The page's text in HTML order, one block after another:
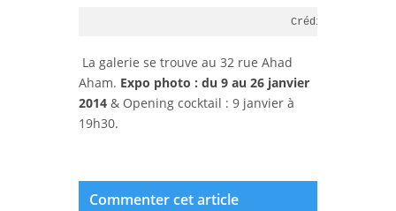
Crédit photo ©
La galerie se trouve au 32 rue Ahad
Aham. Expo photo : du 9 au 26 janvier
2014 & Opening cocktail : 9 janvier à
19h30.
Commenter cet article